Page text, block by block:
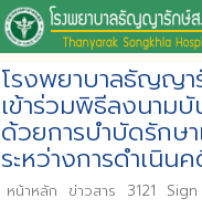
โรงพยาบาลธัญญ
เข้าร่วมพิธีลงนาม
ด้วยการบำบัดรักษ
ระหว่างการดำเนิน
หน้าหลัก ข่าวสาร 3121 Sign